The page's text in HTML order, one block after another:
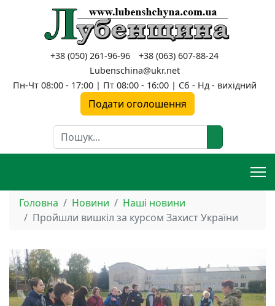
+38 (050) 261-96-96
+38 (063) 607-88-24
Lubenschina@ukr.net
Пн-Чт 08:00 - 17:00 | Пт 08:00 - 16:00 | Сб - Нд - вихідний
Подати оголошення
Пошук
Головна Новини
Наші новини
Пройшли вишкіл за курсом Захист України